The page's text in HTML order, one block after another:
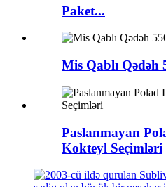
Paket...
Mis Qablı Qədəh
Paslanmayan
Kokteyl Seçimləri